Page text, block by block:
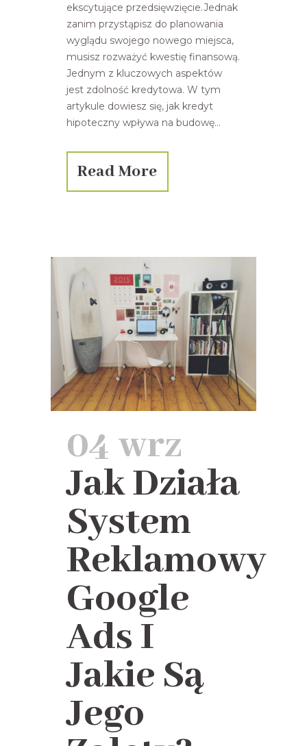
ekscytujące przedsięwzięcie.Jednak
zanim przystąpisz do planowania
wyglądu swojego nowego miejsca,
musisz rozważyć kwestię finansową.
Jednym z kluczowych aspektów
jest zdolność kredytowa. W tym
artykule dowiesz się, jak kredyt
hipoteczny wpływa na budowę...
Read More
04 wrz
Jak Działa
System
Reklamowy
Google
Ads I
Jakie Są
Jego